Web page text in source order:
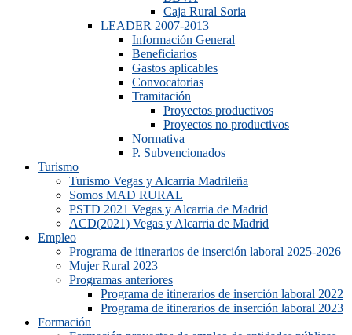
Caja Rural Soria
LEADER 2007-2013
Información General
Beneficiarios
Gastos aplicables
Convocatorias
Tramitación
Proyectos productivos
Proyectos no productivos
Normativa
P. Subvencionados
Turismo
Turismo Vegas y Alcarria Madrileña
Somos MAD RURAL
PSTD 2021 Vegas y Alcarria de Madrid
ACD(2021) Vegas y Alcarria de Madrid
Empleo
Programa de itinerarios de inserción laboral 2025-2026
Mujer Rural 2023
Programas anteriores
Programa de itinerarios de inserción laboral 2022
Programa de itinerarios de inserción laboral 2023
Formación